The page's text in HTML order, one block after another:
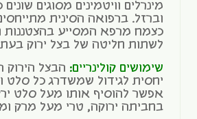
מינרלים וויטמינים מסוגים
וברזל. ברפואה הסינית
כצמח מרפא המסייע בהצטננות
לשתות חליטה של בצל ירוק בעת
שימושים קולינריים: הבצל הירוק
יחסית לגידול שמשדרג כל סלט
אפשר להוסיף אותו מעל סלט
בחביתה ירוקה, טרי מעל מרק